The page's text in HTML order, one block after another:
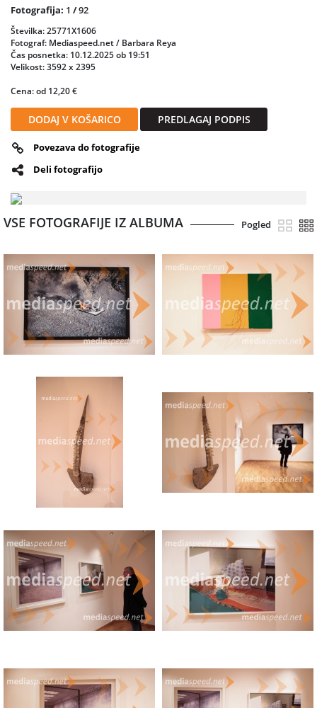
Fotografija: 1 /92
Številka: 25771X1606
Fotograf: Mediaspeed.net / Barbara Reya
Čas posnetka: 10.12.2025 ob 19:51
Velikost: 3592 x 2395
Cena: od 12,20 €
DODAJ V KOŠARICO PREDLAGAJ PODPIS
Povezava do fotografije
Deli fotografijo
VSE FOTOGRAFIJE IZ ALBUMA Pogled